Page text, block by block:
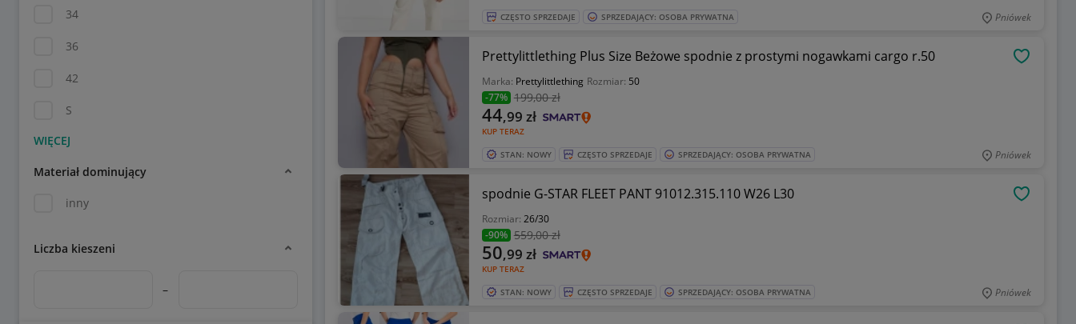
34
36
42
S
Materiał dominujący
inny
Liczba kieszeni
–
CZĘSTO SPRZEDAJE SPRZEDAJĄCY: OSOBA PRYWATNA Pniówek
Prettylittlething Plus Size Beżowe spodnie z prostymi nogawkami cargo r.50
Marka: Prettylittlething Rozmiar: 50
-77% 199,00 zł
KUP TERAZ
44,99 zł
STAN: NOWY CZĘSTO SPRZEDAJE SPRZEDAJĄCY: OSOBA PRYWATNA Pniówek
spodnie G-STAR FLEET PANT 91012.315.110 W26 L30
Rozmiar: 26/30
-90% 559,00 zł
KUP TERAZ
50,99 zł
STAN: NOWY CZĘSTO SPRZEDAJE SPRZEDAJĄCY: OSOBA PRYWATNA Pniówek